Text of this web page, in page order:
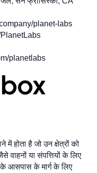
planet-labs
planetlabs
होता है जो उन क्षेत्रों को
वाहनों या संपत्तियों के लिए
के आसपास के मार्ग के लिए